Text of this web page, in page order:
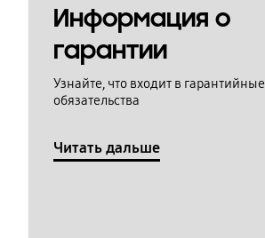
Информация о
гарантии
Узнайте, что входит в гарантийные
обязательства
Читать дальше